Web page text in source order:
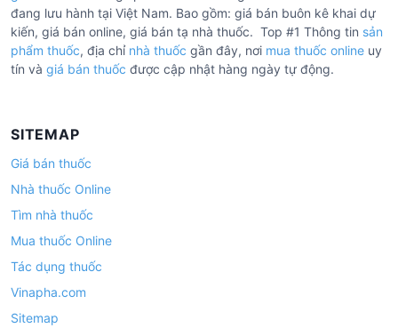
đang lưu hành tại Việt Nam. Bao gồm: giá bán buôn kê khai dự
kiến, giá bán online, giá bán tạ nhà thuốc. Top #1 Thông tin sản
phẩm thuốc, địa chỉ nhà thuốc gần đây, nơi mua thuốc online uy
tín và giá bán thuốc được cập nhật hàng ngày tự động.
SITEMAP
Giá bán thuốc
Nhà thuốc Online
Tìm nhà thuốc
Mua thuốc Online
Tác dụng thuốc
Vinapha.com
Sitemap